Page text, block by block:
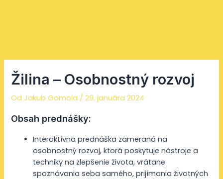
Žilina – Osobnostný rozvoj
Od Jakub Gomola /29. januára 2024
Obsah prednášky:
Interaktívna prednáška zameraná na
osobnostný rozvoj, ktorá poskytuje nástroje a
techniky na zlepšenie života, vrátane
spoznávania seba samého, prijímania životných